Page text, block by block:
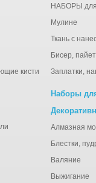
кисти
НАБОРЫ
Мулине
Ткань с
Бисер,
Заплатки,
Наборы для
Алмазная
Блестки,
Валяние
Выжигание